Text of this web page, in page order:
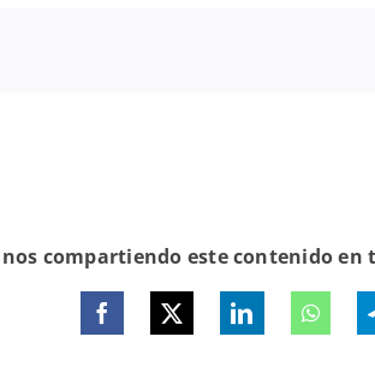
compartiendo este contenido en